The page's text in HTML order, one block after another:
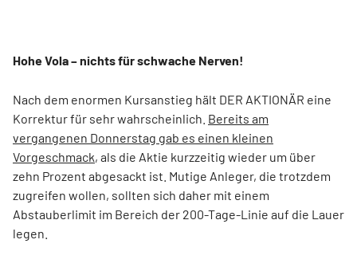
Hohe Vola – nichts für schwache Nerven!
Nach dem enormen Kursanstieg hält DER AKTIONÄR eine
Korrektur für sehr wahrscheinlich. Bereits am
vergangenen Donnerstag gab es einen kleinen
Vorgeschmack, als die Aktie kurzzeitig wieder um über
zehn Prozent abgesackt ist. Mutige Anleger, die trotzdem
zugreifen wollen, sollten sich daher mit einem
Abstauberlimit im Bereich der 200-Tage-Linie auf die Lauer
legen.